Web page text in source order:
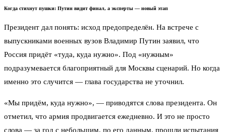
Когда стихнут пушки: Путин видит финал, а эксперты — новый этап
Президент дал понять: исход предопределён. На встрече с
выпускниками военных вузов Владимир Путин заявил, что
Россия придёт «туда, куда нужно». Под «нужным»
подразумевается благоприятный для Москвы сценарий. Но когда
именно это случится — глава государства не уточнил.
«Мы придём, куда нужно», — приводятся слова президента. Он
отметил, что армия продвигается ежедневно. И это не просто
слова — за год с небольшим, по его данным, прошли испытания